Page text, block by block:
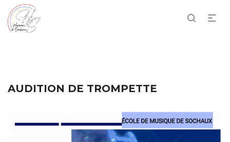
AUDITION DE TROMPETTE